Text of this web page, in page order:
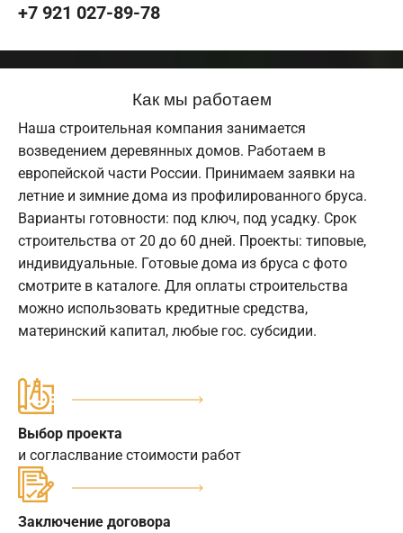
+7 921 027-89-78
Как мы работаем
Наша строительная компания занимается
возведением деревянных домов. Работаем в
европейской части России. Принимаем заявки на
летние и зимние дома из профилированного бруса.
Варианты готовности: под ключ, под усадку. Срок
строительства от 20 до 60 дней. Проекты: типовые,
индивидуальные. Готовые дома из бруса с фото
смотрите в каталоге. Для оплаты строительства
можно использовать кредитные средства,
материнский капитал, любые гос. субсидии.
Выбор проекта
и согласлвание стоимости работ
Заключение договора